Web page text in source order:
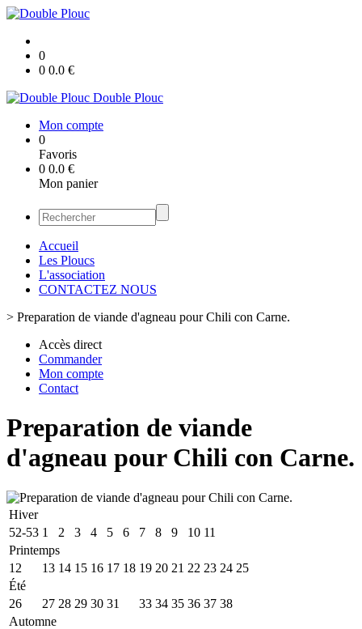
0
0 0.0 €
Double Plouc
Mon compte
0
Favoris
0 0.0 €
Mon panier
Accueil
Les Ploucs
L'association
CONTACTEZ NOUS
> Preparation de viande d'agneau pour Chili con Carne.
Accès direct
Commander
Mon compte
Contact
Preparation de viande
d'agneau pour Chili con Carne.
Hiver
52-53 1 2 3 4 5 6 7 8 9 10 11
Printemps
12
13 14 15 16 17 18 19 20 21 22 23 24 25
Été
26
27 28 29 30 31 33 34 35 36 37 38
Automne